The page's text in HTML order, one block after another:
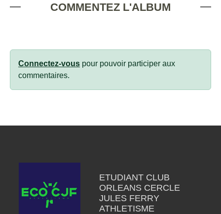
COMMENTEZ L'ALBUM
Connectez-vous pour pouvoir participer aux
commentaires.
ETUDIANT CLUB
ORLEANS CERCLE
JULES FERRY
ATHLETISME